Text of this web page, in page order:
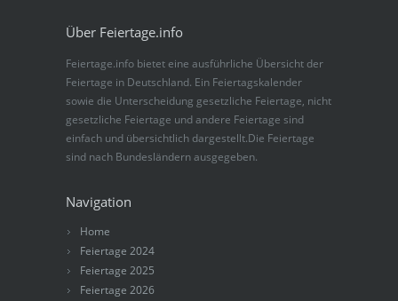
Über Feiertage.info
Feiertage.info bietet eine ausführliche Übersicht der
Feiertage in Deutschland. Ein Feiertagskalender
sowie die Unterscheidung gesetzliche Feiertage, nicht
gesetzliche Feiertage und andere Feiertage sind
einfach und übersichtlich dargestellt.Die Feiertage
sind nach Bundesländern ausgegeben.
Navigation
Home
Feiertage 2024
Feiertage 2025
Feiertage 2026